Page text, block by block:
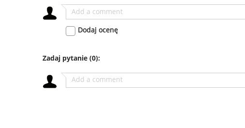
Dodaj ocenę
Zadaj pytanie (0):